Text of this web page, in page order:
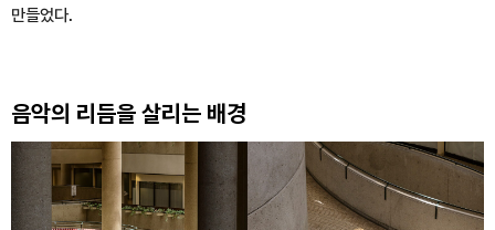
만들었다.
음악의 리듬을 살리는 배경